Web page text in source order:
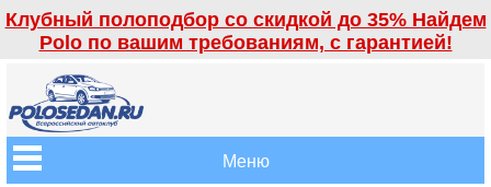
Клубный полоподбор со скидкой до 35% Найдем
Polo по вашим требованиям, с гарантией!
Меню